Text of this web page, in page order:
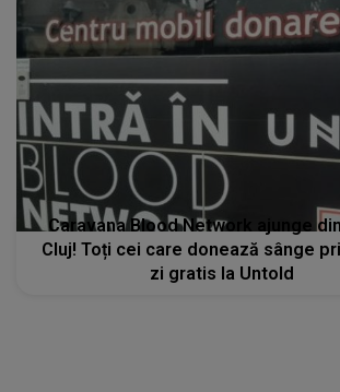
Caravana Blood Network ajunge
Cluj! Toți cei care donează sânge
zi gratis la Untold
STIRI MONDENE